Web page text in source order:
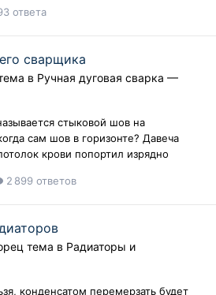
ответа
сварщика
в Ручная дуговая сварка —
стыковой шов на
сам шов в горизонте? Давеча
крови попортил изрядно
2 899 ответов
тема в Радиаторы и
конденсатом перемерзать будет